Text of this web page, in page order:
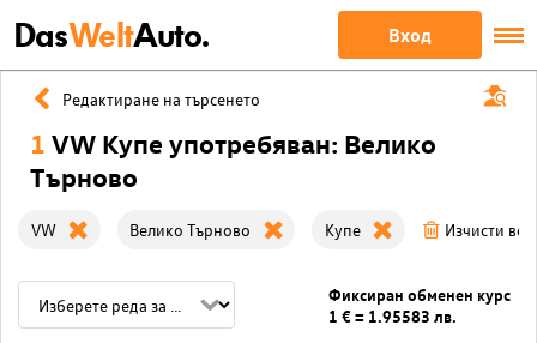
DasWeltAuto. Вход
Редактиране на търсенето
1 VW Купе употребяван: Велико
Търново
VW Велико Търново Купе Изчисти
Фиксиран обменен курс
1 € = 1.95583 лв.